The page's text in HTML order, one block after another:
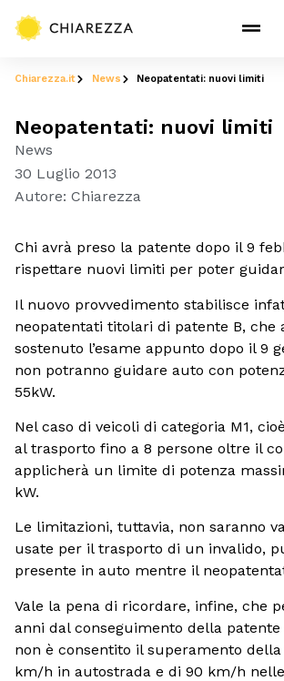
Chiarezza.it News Neopatentati: nuovi limiti
Neopatentati: nuovi limiti
News
30 Luglio 2013
Autore: Chiarezza
Chi avrà preso la patente dopo il 9
rispettare nuovi limiti per poter
Il nuovo provvedimento stabilisce
neopatentati titolari di patente B, che
sostenuto l’esame appunto dopo il 9
non potranno guidare auto con
55kW.
Nel caso di veicoli di categoria M1,
al trasporto fino a 8 persone oltre il
applicherà un limite di potenza
kW.
Le limitazioni, tuttavia, non saranno
usate per il trasporto di un invalido,
presente in auto mentre il
Vale la pena di ricordare, infine, che
anni dal conseguimento della patente
non è consentito il superamento
km/h in autostrada e di 90 km/h